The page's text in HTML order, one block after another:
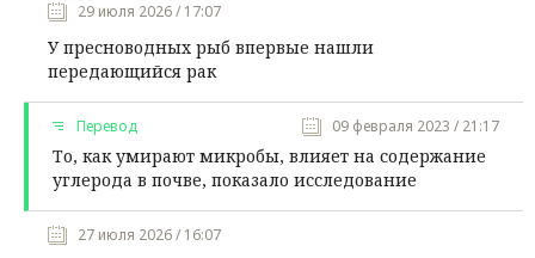
29 июля 2026 / 17:07
У пресноводных рыб впервые нашли
передающийся рак
Перевод 09 февраля 2023 / 21:17
То, как умирают микробы, влияет на содержание
углерода в почве, показало исследование
27 июля 2026 / 16:07